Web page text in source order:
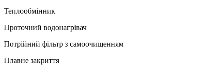
Теплообмінник
Проточний водонагрівач
Потрійний фільтр з самоочищенням
Плавне закриття